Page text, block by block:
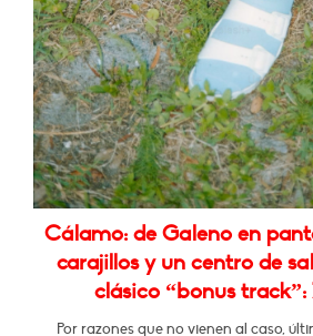
Cálamo: de Galeno en
carajillos y un centro de
clásico “bonus track”:
Por razones que no vienen al caso,